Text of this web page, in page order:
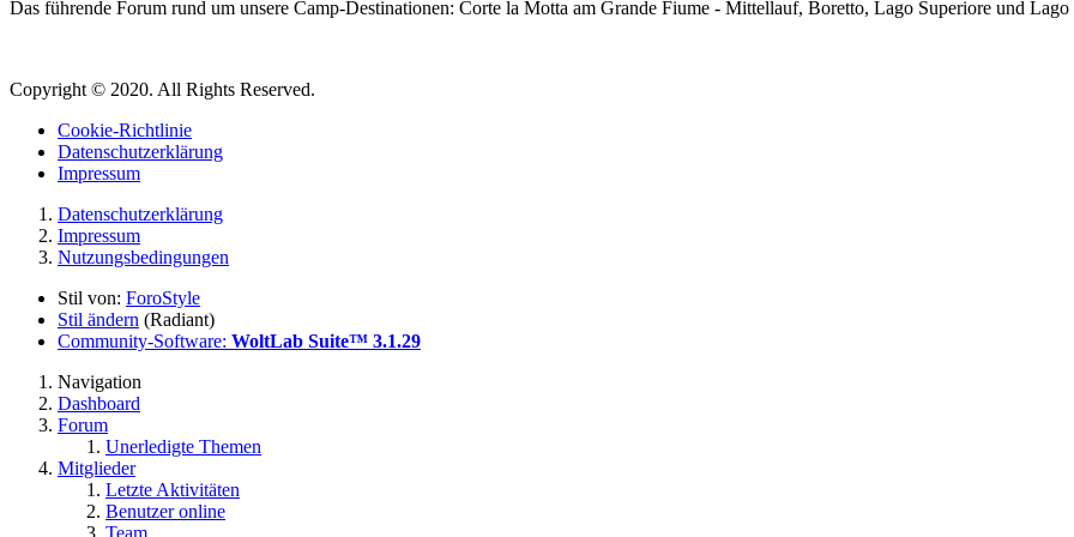
Das führende Forum rund um unsere Camp-Destinationen: Corte la Motta am Grande Fiume - Mittellauf, Boretto, Lago Superiore und
Copyright © 2020. All Rights Reserved.
Cookie-Richtlinie
Datenschutzerklärung
Impressum
Datenschutzerklärung
Impressum
Nutzungsbedingungen
Stil von: ForoStyle
Stil ändern (Radiant)
Community-Software: WoltLab Suite™ 3.1.29
Navigation
Dashboard
Forum
Unerledigte Themen
Mitglieder
Letzte Aktivitäten
Benutzer online